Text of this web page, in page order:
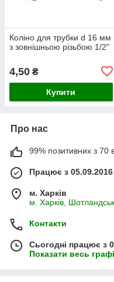
Коліно для трубки d 16 мм
з зовнішньою різьбою 1/2"
4,50 ₴
Купити
Про нас
99% позитивних з 70
Працює з 05.09.2016
м. Харків
м. Харків,
Контакти
Сьогодні працює з
Показати весь